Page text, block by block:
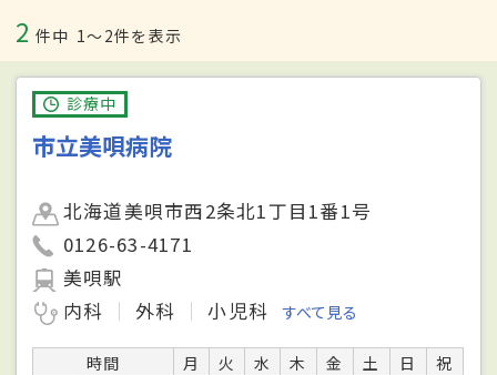
2 件中 1〜2件を表示
診療中
市立美唄病院
北海道美唄市西2条北1丁目1番1号
0126-63-4171
美唄駅
内科
外科 小児科 すべて見る
時間 月 火 水 木 金 土 日
祝